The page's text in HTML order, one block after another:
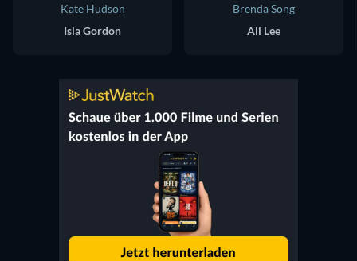
Kate Hudson
Isla Gordon
Brenda Song
Ali Lee